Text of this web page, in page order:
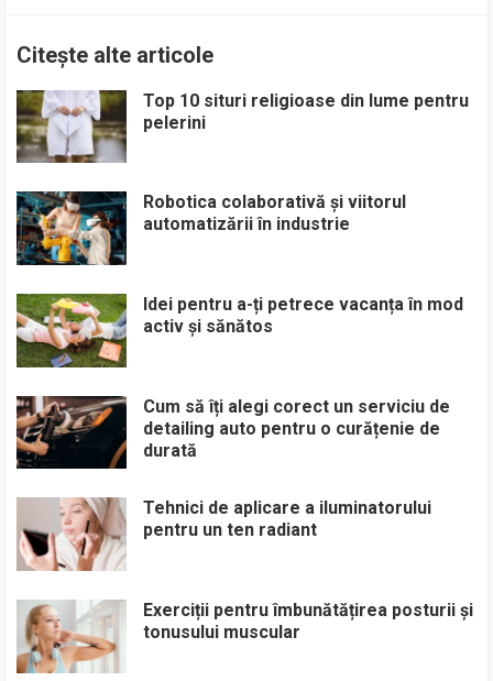
Citește alte articole
Top 10 situri religioase din lume pentru
pelerini
Robotica colaborativă și viitorul
automatizării în industrie
Idei pentru a-ți petrece vacanța în mod
activ și sănătos
Cum să îți alegi corect un serviciu de
detailing auto pentru o curățenie de
durată
Tehnici de aplicare a iluminatorului
pentru un ten radiant
Exerciții pentru îmbunătățirea posturii și
tonusului muscular